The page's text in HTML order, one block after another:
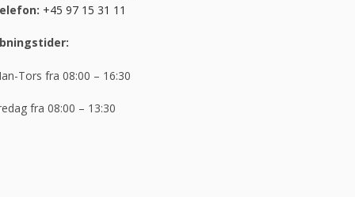
+45 97 15 31 11
Tors fra 08:00 – 16:30
fra 08:00 – 13:30